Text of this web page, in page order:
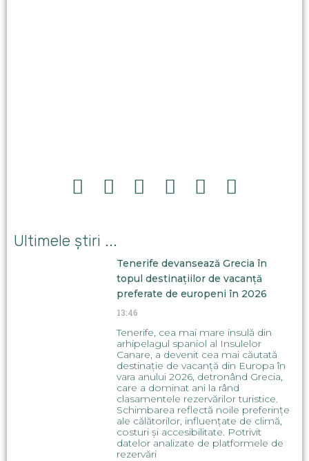
Ultimele știri ...
Tenerife devansează Grecia în
topul destinațiilor de vacanță
preferate de europeni în 2026
13:46
Tenerife, cea mai mare insulă din
arhipelagul spaniol al Insulelor
Canare, a devenit cea mai căutată
destinație de vacanță din Europa în
vara anului 2026, detronând Grecia,
care a dominat ani la rând
clasamentele rezervărilor turistice.
Schimbarea reflectă noile preferințe
ale călătorilor, influențate de climă,
costuri și accesibilitate. Potrivit
datelor analizate de platformele de
rezervări